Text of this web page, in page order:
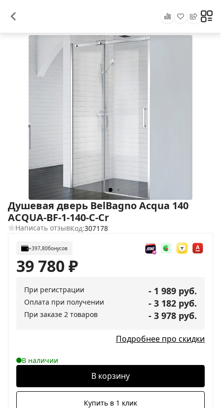
Душевая дверь BelBagno Acqua 140
ACQUA-BF-1-140-C-Cr
Написать отзывКод:307178
+397,80бонусов
39 780₽
При регистрации - 1 989 руб.
Оплата при получении - 3 182 руб.
При заказе 2 товаров - 3 978 руб.
Подробнее про скидки
В наличии
В корзину
Купить в 1 клик